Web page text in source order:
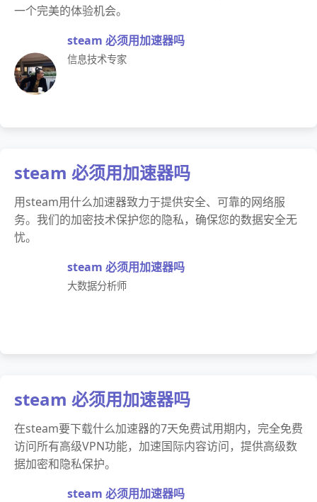
一个完美的体验机会。
steam 必须用加速器吗
信息技术专家
steam 必须用加速器吗
用steam用什么加速器致力于提供安全、可靠的网络服
务。我们的加密技术保护您的隐私，确保您的数据安全无
忧。
steam 必须用加速器吗
大数据分析师
steam 必须用加速器吗
在steam要下载什么加速器的7天免费试用期内，完全免费
访问所有高级VPN功能，加速国际内容访问，提供高级数
据加密和隐私保护。
steam 必须用加速器吗